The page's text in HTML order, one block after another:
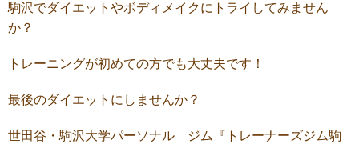
駒沢でダイエットやボディメイクにトライしてみません
か？
トレーニングが初めての方でも大丈夫です！
最後のダイエットにしませんか？
世田谷・駒沢大学パーソナル ジム『トレーナーズジム駒